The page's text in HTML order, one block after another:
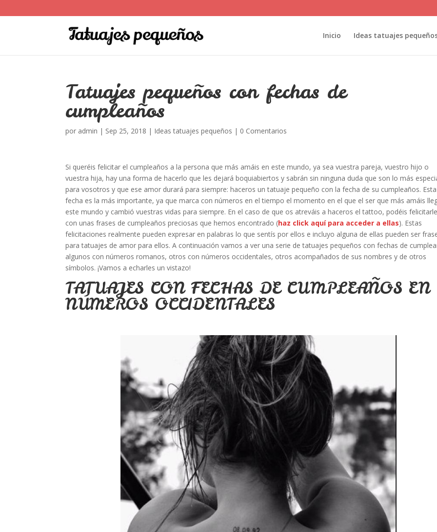
Inicio Ideas tatuajes
Tatuajes pequeños con fechas de
cumpleaños
por admin | Sep 25, 2018 | Ideas tatuajes pequeños | 0 Comentarios
Si queréis felicitar el cumpleaños a la persona que más amáis en este mundo, ya sea vuestra pareja, vuestro hijo o
vuestra hija, hay una forma de hacerlo que les dejará boquiabiertos y sabrán sin ninguna duda que son lo más
para vosotros y que ese amor durará para siempre: haceros un tatuaje pequeño con la fecha de su cumpleaños. Esta
fecha es la más importante, ya que marca con números en el tiempo el momento en el que el ser que más amáis
este mundo y cambió vuestras vidas para siempre. En el caso de que os atreváis a haceros el tattoo, podéis
con unas frases de cumpleaños preciosas que hemos encontrado (haz click aquí para acceder a ellas). Estas
felicitaciones realmente pueden expresar en palabras lo que sentís por ellos e incluyo alguna de ellas pueden ser
para tatuajes de amor para ellos. A continuación vamos a ver una serie de tatuajes pequeños con fechas de
algunos con números romanos, otros con números occidentales, otros acompañados de sus nombres y de otros
símbolos. ¡Vamos a echarles un vistazo!
TATUAJES CON FECHAS DE CUMPLEAÑOS EN
NÚMEROS OCCIDENTALES